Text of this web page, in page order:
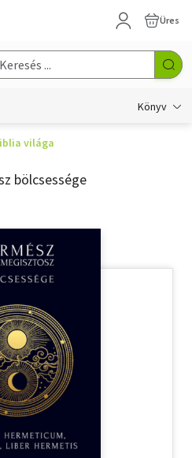
Üres
Könyv
világa
bölcsessége